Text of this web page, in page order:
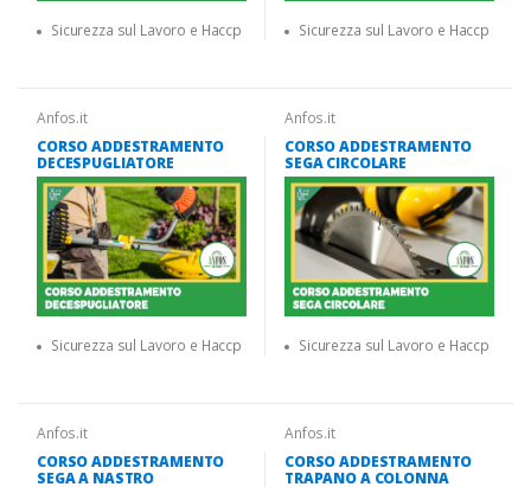
Sicurezza sul Lavoro e Haccp Sicurezza sul Lavoro e Haccp
Anfos.it
CORSO ADDESTRAMENTO
DECESPUGLIATORE
Sicurezza sul Lavoro e Haccp
Anfos.it
CORSO ADDESTRAMENTO
SEGA CIRCOLARE
Sicurezza sul Lavoro e Haccp
Anfos.it
CORSO ADDESTRAMENTO
SEGA A NASTRO
Anfos.it
CORSO ADDESTRAMENTO
TRAPANO A COLONNA